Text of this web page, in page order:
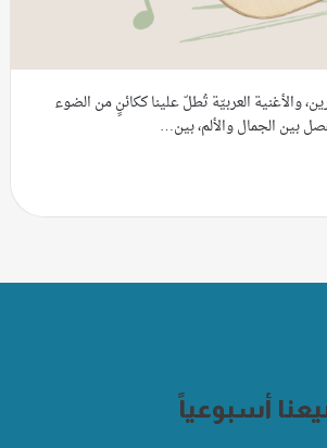
والأغنية العربيّة تُطلّ علينا ككائنٍ من الضوء
بين الجمال والألم، بين…
أسبوعياً